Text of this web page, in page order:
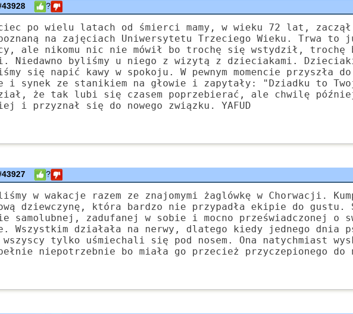
?
po wielu latach od śmierci mamy, w wieku 72 lat,
na zajęciach Uniwersytetu Trzeciego Wieku. Trwa to
ale nikomu nic nie mówił bo trochę się wstydził, trochę
Niedawno byliśmy u niego z wizytą z dzieciakami.
się napić kawy w spokoju. W pewnym momencie przyszła
i synek ze stanikiem na głowie i zapytały: "Dziadku to
że tak lubi się czasem poprzebierać, ale chwilę
i przyznał się do nowego związku. YAFUD
?
w wakacje razem ze znajomymi żaglówkę w Chorwacji.
dziewczynę, która bardzo nie przypadła ekipie do gustu.
samolubnej, zadufanej w sobie i mocno przeświadczonej o
Wszystkim działała na nerwy, dlatego kiedy jednego
tylko uśmiechali się pod nosem. Ona natychmiast
niepotrzebnie bo miała go przecież przyczepionego do